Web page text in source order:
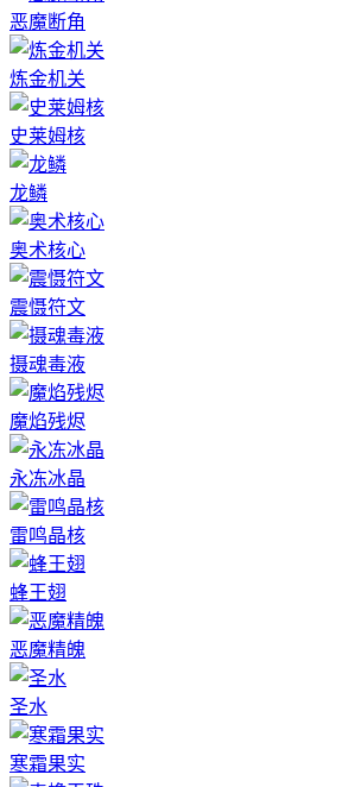
恶魔断角
炼金机关
史莱姆核
龙鳞
奥术核心
震慑符文
摄魂毒液
魔焰残烬
永冻冰晶
雷鸣晶核
蜂王翅
恶魔精魄
圣水
寒霜果实